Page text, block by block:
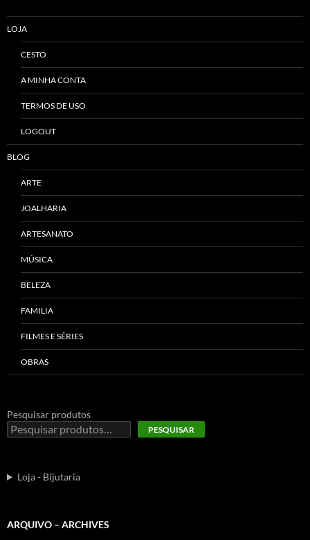
LOJA
CESTO
A MINHA CONTA
TERMOS DE USO
LOGOUT
BLOG
ARTE
JOALHARIA
ARTESANATO
MÚSICA
BELEZA
FAMILIA
FILMES E SÉRIES
OBRAS
Pesquisar produtos
PESQUISAR
Loja - Bijutaria
ARQUIVO – ARCHIVES